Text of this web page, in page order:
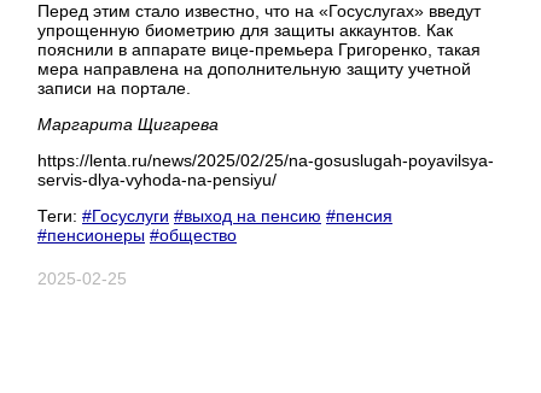
Перед этим стало известно, что на «Госуслугах» введут
упрощенную биометрию для защиты аккаунтов. Как
пояснили в аппарате вице-премьера Григоренко, такая
мера направлена на дополнительную защиту учетной
записи на портале.
Маргарита Щигарева
https://lenta.ru/news/2025/02/25/na-gosuslugah-poyavilsya-
servis-dlya-vyhoda-na-pensiyu/
Теги: #Госуслуги #выход на пенсию #пенсия
#пенсионеры #общество
2025-02-25